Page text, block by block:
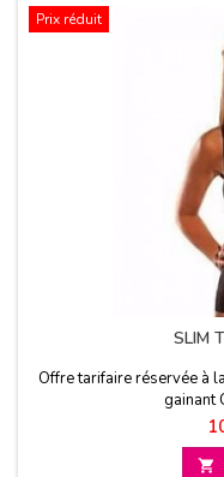
Prix réduit
SLIM
Offre tarifaire réservée à
gainant
